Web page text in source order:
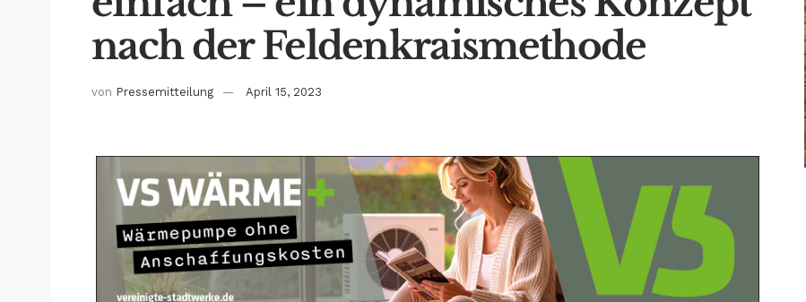
nach der Feldenkraismethode
von Pressemitteilung April 15, 2023